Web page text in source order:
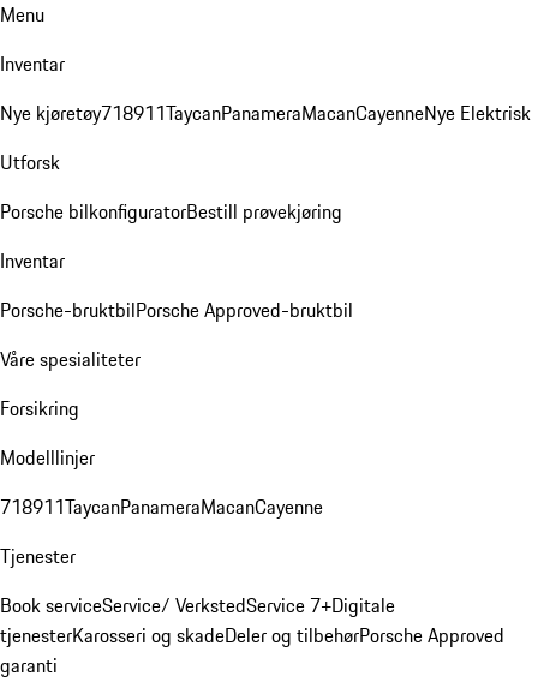
Menu
Inventar
Nye kjøretøy718911TaycanPanameraMacanCayenneNye Elektrisk
Utforsk
Porsche bilkonfiguratorBestill prøvekjøring
Inventar
Porsche-bruktbilPorsche Approved-bruktbil
Våre spesialiteter
Forsikring
Modelllinjer
718911TaycanPanameraMacanCayenne
Tjenester
Book serviceService/ VerkstedService 7+Digitale
tjenesterKarosseri og skadeDeler og tilbehørPorsche Approved
garanti